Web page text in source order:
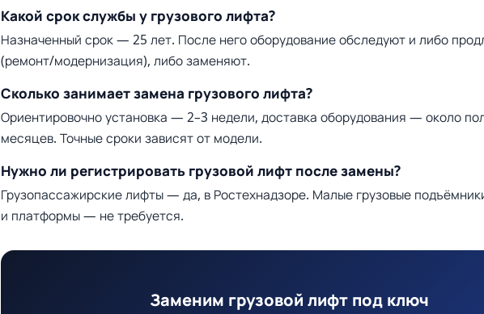
Какой срок службы у грузового лифта?
Назначенный срок — 25 лет. После него оборудование обследуют и либо
(ремонт/модернизация), либо заменяют.
Сколько занимает замена грузового лифта?
Ориентировочно установка — 2–3 недели, доставка оборудования — около
месяцев. Точные сроки зависят от модели.
Нужно ли регистрировать грузовой лифт после замены?
Грузопассажирские лифты — да, в Ростехнадзоре. Малые грузовые
и платформы — не требуется.
Заменим грузовой лифт под ключ